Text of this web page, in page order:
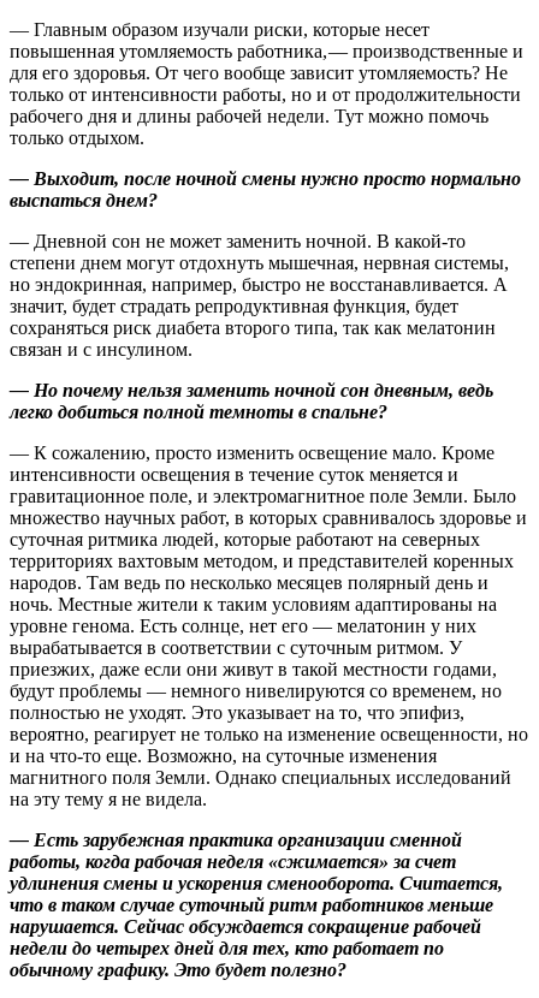
— Главным образом изучали риски, которые несет
повышенная утомляемость работника, — производственные и
для его здоровья. От чего вообще зависит утомляемость? Не
только от интенсивности работы, но и от продолжительности
рабочего дня и длины рабочей недели. Тут можно помочь
только отдыхом.
— Выходит, после ночной смены нужно просто нормально
выспаться днем?
— Дневной сон не может заменить ночной. В какой-то
степени днем могут отдохнуть мышечная, нервная системы,
но эндокринная, например, быстро не восстанавливается. А
значит, будет страдать репродуктивная функция, будет
сохраняться риск диабета второго типа, так как мелатонин
связан и с инсулином.
— Но почему нельзя заменить ночной сон дневным, ведь
легко добиться полной темноты в спальне?
— К сожалению, просто изменить освещение мало. Кроме
интенсивности освещения в течение суток меняется и
гравитационное поле, и электромагнитное поле Земли. Было
множество научных работ, в которых сравнивалось здоровье и
суточная ритмика людей, которые работают на северных
территориях вахтовым методом, и представителей коренных
народов. Там ведь по несколько месяцев полярный день и
ночь. Местные жители к таким условиям адаптированы на
уровне генома. Есть солнце, нет его — мелатонин у них
вырабатывается в соответствии с суточным ритмом. У
приезжих, даже если они живут в такой местности годами,
будут проблемы — немного нивелируются со временем, но
полностью не уходят. Это указывает на то, что эпифиз,
вероятно, реагирует не только на изменение освещенности, но
и на что-то еще. Возможно, на суточные изменения
магнитного поля Земли. Однако специальных исследований
на эту тему я не видела.
— Есть зарубежная практика организации сменной
работы, когда рабочая неделя «сжимается» за счет
удлинения смены и ускорения сменооборота. Считается,
что в таком случае суточный ритм работников меньше
нарушается. Сейчас обсуждается сокращение рабочей
недели до четырех дней для тех, кто работает по
обычному графику. Это будет полезно?